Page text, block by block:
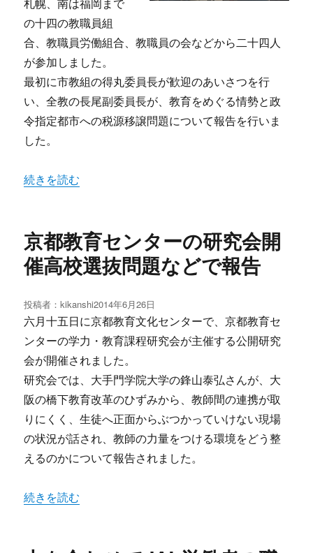
札幌、南は福岡まで
の十四の教職員組
合、教職員労働組合、教職員の会などから二十四人
が参加しました。
最初に市教組の得丸委員長が歓迎のあいさつを行
い、全教の長尾副委員長が、教育をめぐる情勢と政
令指定都市への税源移譲問題について報告を行いま
した。
“政令市教職員組合交流会政令市への税源移譲問題で交流
続きを読む
京都教育センターの研究会開
催高校選抜問題などで報告
投稿者：kikanshi投
稿
日:
2014年6月26日
六月十五日に京都教育文化センターで、京都教育セ
ンターの学力・教育課程研究会が主催する公開研究
会が開催されました。
研究会では、大手門学院大学の鋒山泰弘さんが、大
阪の橋下教育改革のひずみから、教師間の連携が取
りにくく、生徒へ正面からぶつかっていけない現場
の状況が話され、教師の力量をつける環境をどう整
えるのかについて報告されました。
“京都教育センターの研究会開催高校選抜問題などで報告
続きを読む